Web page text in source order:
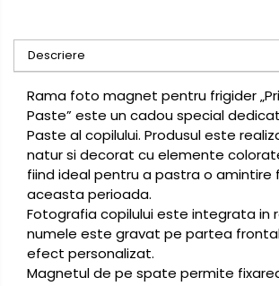
Descriere
Rama foto magnet pentru frigider
Paste” este un cadou special
Paste al copilului. Produsul este
natur si decorat cu elemente
fiind ideal pentru a pastra o amintire
aceasta perioada.
Fotografia copilului este integrata in
numele este gravat pe partea
efect personalizat.
Magnetul de pe spate permite